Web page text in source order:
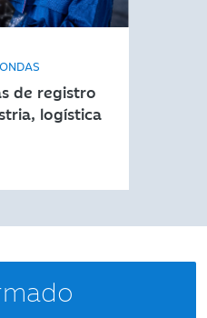
de registro
logística